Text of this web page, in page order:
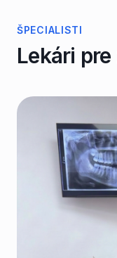
ŠPECIALISTI
Lekári pre